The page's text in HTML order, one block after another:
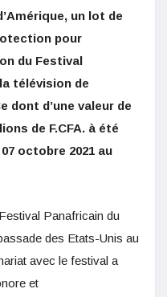
un lot de
pour
du Festival
télévision de
dont d’une valeur de
de F.CFA. à été
octobre 2021 au
Panafricain du
des Etats-Unis au
avec le festival a
et